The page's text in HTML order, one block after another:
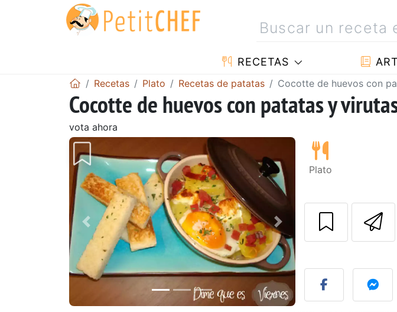
RECETAS
Recetas Plato Recetas de patatas Cocotte de huevos con
Cocotte de huevos con patatas y
vota ahora
Anterior Siguiente
Plato